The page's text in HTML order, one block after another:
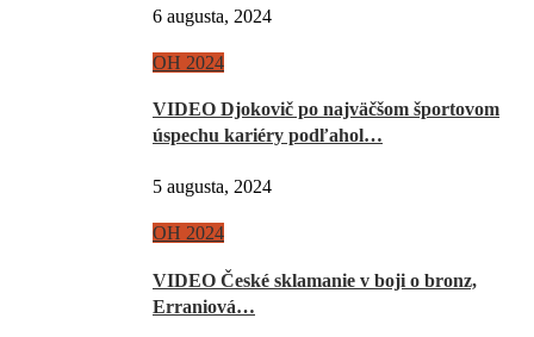
6 augusta, 2024
OH 2024
VIDEO Djokovič po najväčšom športovom
úspechu kariéry podľahol…
5 augusta, 2024
OH 2024
VIDEO České sklamanie v boji o bronz,
Erraniová…